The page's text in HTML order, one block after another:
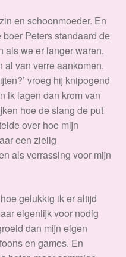
en schoonmoeder. En
Peters standaard de
als we er langer waren.
al van verre aankomen.
vroeg hij knipogend
ik lagen dan krom van
hoe de slang de put
over hoe mijn
een zielig
als verrassing voor mijn
gelukkig ik er altijd
eigenlijk voor nodig
dan mijn eigen
en games. En